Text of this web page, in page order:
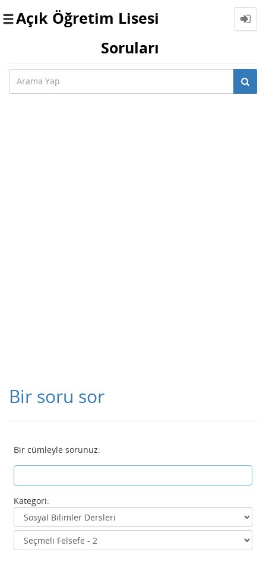
Toggle
Açık Öğretim Lisesi
Soruları
Bir soru sor
Bir cümleyle sorunuz:
Kategori: